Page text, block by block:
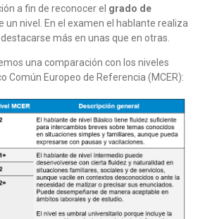
a fin de reconocer el grado de
un nivel. En el examen el hablante realiza
más en unas que en otras.
una comparación con los niveles
Común Europeo de Referencia (MCER):